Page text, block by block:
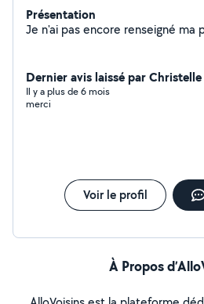
Présentation
Dernier avis laissé par
Il y a plus de 6 mois
merci
Voir le profil
À Propos